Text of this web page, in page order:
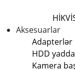
Aksesuarlar
Adapterlər
HDD
Kamera